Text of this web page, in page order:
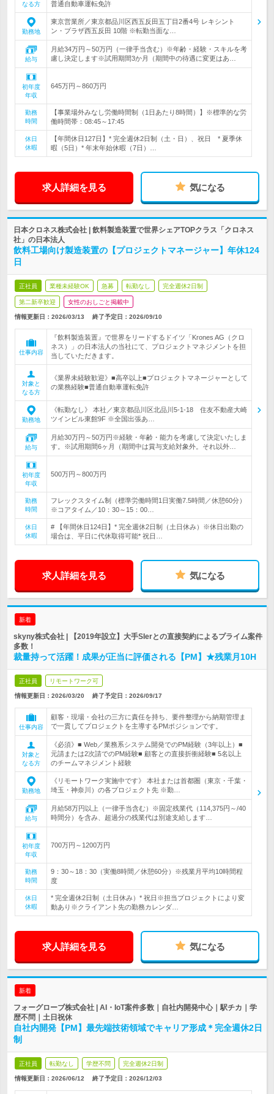
なる方 普通自動車運転免許
勤務地
東京営業所／東京都品川区西五反田五丁目2番4号 レキシント
ン・プラザ西五反田 10階 ※転勤当面な…
給与
月給34万円～50万円（一律手当含む）※年齢・経験・スキルを考
慮し決定します※試用期間3か月（期間中の待遇に変更はあ…
初年度
年収
645万円～860万円
勤務
時間
【事業場外みなし労働時間制（1日あたり8時間）】※標準的な労
働時間帯：08:45～17:45
休日
休暇
【年間休日127日】* 完全週休2日制（土・日）、祝日 * 夏季休
暇（5日）* 年末年始休暇（7日）…
求人詳細を見る 気になる
日本クロネス株式会社 | 飲料製造装置で世界シェアTOPクラス「クロネス
社」の日本法人
飲料工場向け製造装置の【プロジェクトマネージャー】年休124
日
正社員 業種未経験OK 急募 転勤なし 完全週休2日制
第二新卒歓迎 女性のおしごと掲載中
情報更新日：2026/03/13 終了予定日： 2026/09/10
仕事内容
『飲料製造装置』で世界をリードするドイツ「Krones AG（クロ
ネス）」の日本法人の当社にて、プロジェクトマネジメントを担
当していただきます。
対象と
なる方
《業界未経験歓迎》■高卒以上■プロジェクトマネージャーとして
の業務経験■普通自動車運転免許
勤務地
《転勤なし》 本社／東京都品川区北品川5-1-18 住友不動産大崎
ツインビル東館9F ※全国出張あ…
給与
月給30万円～50万円※経験・年齢・能力を考慮して決定いたしま
す。※試用期間6ヶ月（期間中は賞与支給対象外。それ以外…
初年度
年収
500万円～800万円
勤務
時間
フレックスタイム制（標準労働時間1日実働7.5時間／休憩60分）
※コアタイム／10：30～15：00…
休日
休暇
# 【年間休日124日】* 完全週休2日制（土日休み）※休日出勤の
場合は、平日に代休取得可能* 祝日…
求人詳細を見る 気になる
新着
skyny株式会社 | 【2019年設立】大手SIerとの直接契約によるプライム案件
多数！
裁量持って活躍！成果が正当に評価される【PM】★残業月10H
正社員 リモートワーク可
情報更新日：2026/03/20 終了予定日： 2026/09/17
仕事内容
顧客・現場・会社の三方に責任を持ち、要件整理から納期管理ま
で一貫してプロジェクトを主導するPMポジションです。
対象と
なる方
《必須》■ Web／業務系システム開発でのPM経験（3年以上）■
元請または2次請でのPM経験■ 顧客との直接折衝経験■ 5名以上
のチームマネジメント経験
勤務地
《リモートワーク実施中です》 本社または首都圏（東京・千葉・
埼玉・神奈川）の各プロジェクト先 ※勤…
給与
月給58万円以上（一律手当含む）※固定残業代（114,375円～/40
時間分）を含み、超過分の残業代は別途支給します…
初年度
年収
700万円～1200万円
勤務
時間
9：30～18：30（実働8時間／休憩60分）※残業月平均10時間程
度
休日
休暇
* 完全週休2日制（土日休み）* 祝日※担当プロジェクトにより変
動あり※クライアント先の勤務カレンダ…
求人詳細を見る 気になる
新着
フォーグローブ株式会社 | AI・IoT案件多数｜自社内開発中心｜駅チカ｜学
歴不問｜土日祝休
自社内開発【PM】最先端技術領域でキャリア形成＊完全週休2日
制
正社員 転勤なし 学歴不問 完全週休2日制
情報更新日：2026/06/12 終了予定日： 2026/12/03